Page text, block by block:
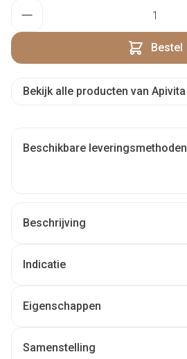
Bestel
Bekijk alle producten van Apivita
Beschikbare leveringsmethoden
Beschrijving
Indicatie
Eigenschappen
Samenstelling